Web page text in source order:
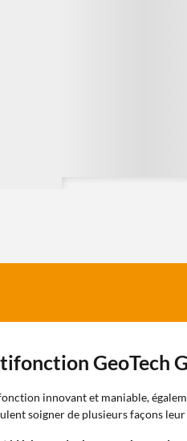
GeoTech
innovant et maniable,
soigner de plusieurs façons leur